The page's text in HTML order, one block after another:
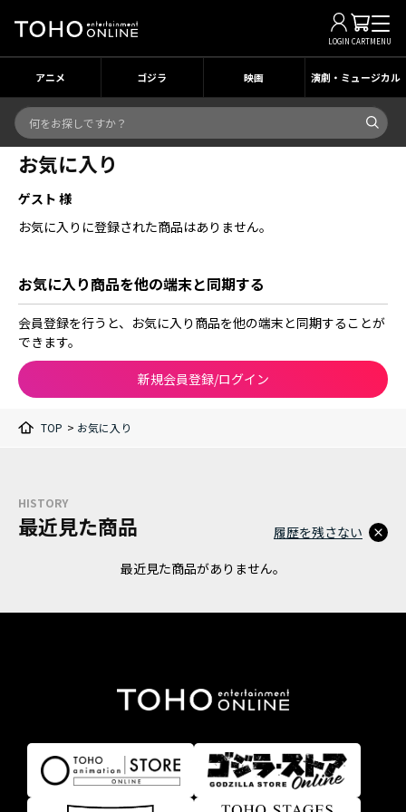
LOGIN CARTMENU
アニメ ゴジラ 映画 演劇・ミュージカル
お気に入り
ゲスト 様
お気に入りに登録された商品はありません。
お気に入り商品を他の端末と同期する
会員登録を行うと、お気に入り商品を他の端末と同期することが
できます。
新規会員登録/ログイン
TOP > お気に入り
HISTORY
最近見た商品
最近見た商品がありません。
履歴を残さない